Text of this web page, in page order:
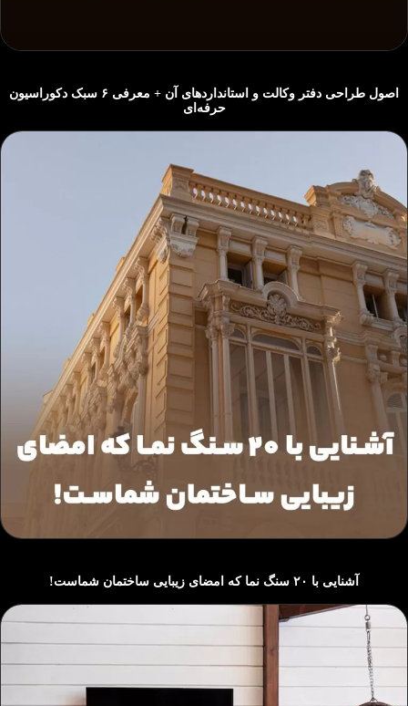
اصول طراحی دفتر وکالت و استانداردهای آن + معرفی ۶ سبک دکوراسیون
حرفه‌ای
آشنایی با ۲٠ سنگ نما که امضای زیبایی ساختمان شماست!